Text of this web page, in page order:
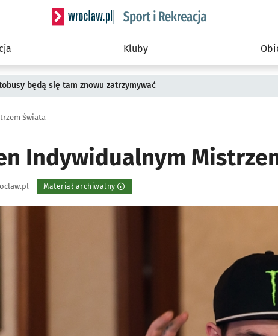
Serwis informacyjny wroclaw.pl podserwis: Sport i
Kluby
będą się tam znowu zatrzymywać
Świata
Indywidualnym
Materiał archiwalny